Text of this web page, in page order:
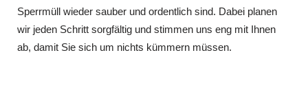
Sperrmüll wieder sauber und ordentlich sind. Dabei planen
wir jeden Schritt sorgfältig und stimmen uns eng mit Ihnen
ab, damit Sie sich um nichts kümmern müssen.